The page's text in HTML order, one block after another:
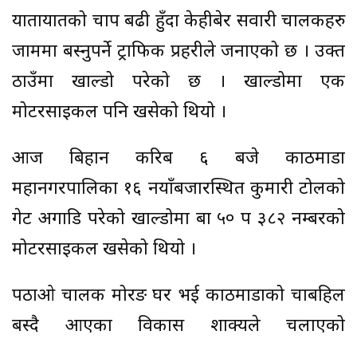
यातायातको चाप बढी हुँदा केहीबेर सवारी चालकहरु
जाममा बस्नुपर्ने ट्राफिक प्रहरीले जनाएको छ । उक्त
ठाउँमा खाल्डो परेको छ । खाल्डोमा एक
मोटरसाइकल पनि खसेको थियो ।
आज बिहान करिब ६ बजे काठमाडौं
महानगरपालिका १६ नयाँबजारस्थित कुमारी टोलको
गेट अगाडि परेको खाल्डोमा बा ५० प ३८२ नम्बरको
मोटरसाइकल खसेको थियो ।
पठाओ चालक मोरङ घर भई काठमाडौंको चाबहिल
बस्दै आएका विकास शाक्यले चलाएको